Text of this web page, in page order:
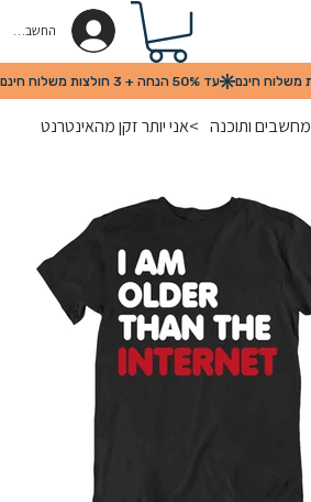
החשבון שלי
מחשבים ותוכנה >אני יותר זקן מהאינטרנט